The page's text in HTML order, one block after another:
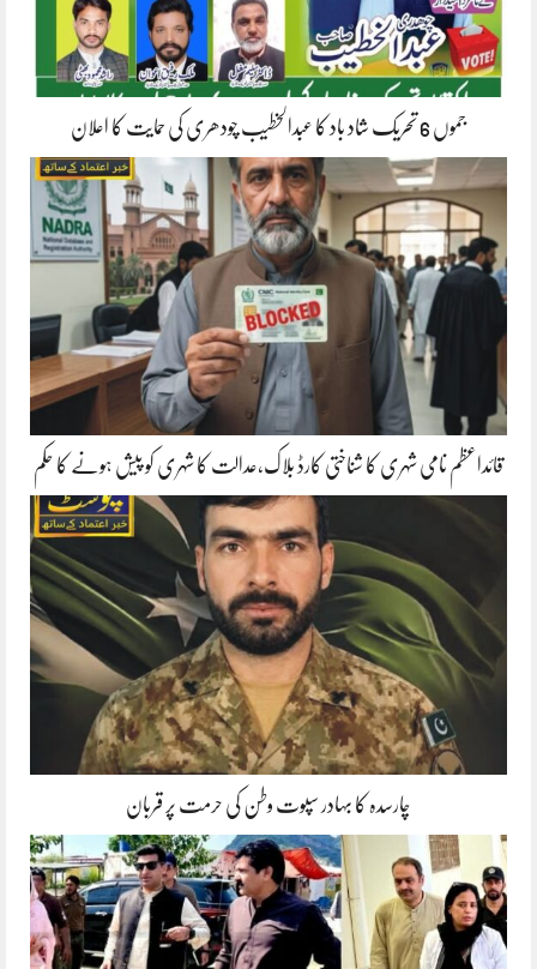
جموں 6 تحریک شاد باد کا عبدالخطیب چودھری کی حمایت کا اعلان
قائداعظم نامی شہری کا شناختی کارڈ بلاک،عدالت کا شہری کو پیش ہونے کا حکم
چارسدہ کا بہادر سپوت وطن کی حرمت پر قربان